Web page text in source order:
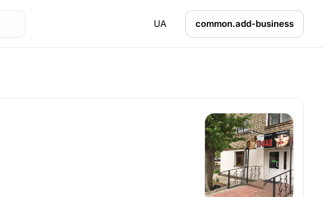
UA common.add-business